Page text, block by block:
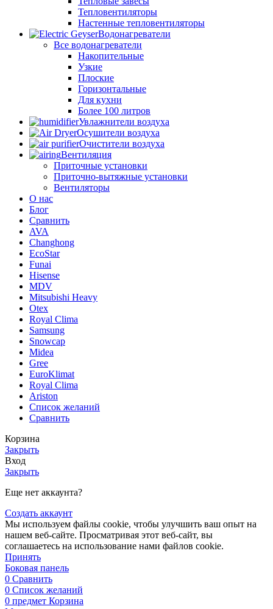
Тепловентиляторы
Настенные тепловентиляторы
Водонагреватели
Все водонагреватели
Накопительные
Узкие
Плоские
Горизонтальные
Для кухни
Более 100 литров
Увлажнители воздуха
Осушители воздуха
Очистители воздуха
Вентиляция
Приточные установки
Приточно-вытяжные установки
Вентиляторы
О нас
Блог
Сравнить
AVA
Changhong
EcoStar
Funai
Hisense
MDV
Mitsubishi Heavy
Otex
Royal Clima
Samsung
Snowcap
Midea
Gree
EuroKlimat
Royal Clima
Ariston
Список желаний
Сравнить
Корзина
Закрыть
Вход
Закрыть
Еще нет аккаунта?
Создать аккаунт
Мы используем файлы cookie, чтобы улучшить ваш опыт на
нашем веб-сайте. Просматривая этот веб-сайт, вы
соглашаетесь на использование нами файлов cookie.
Принять
Боковая панель
0 Сравнить
0 Список желаний
0 предмет Корзина